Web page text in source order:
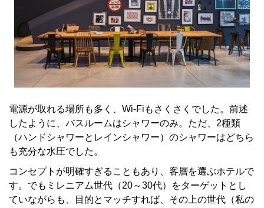
電源が取れる場所も多く、Wi-Fiもさくさくでした。前述
したように、バスルームはシャワーのみ。ただ、2種類
（ハンドシャワーとレインシャワー）のシャワーはどちら
も充分な水圧でした。
コンセプトが明確すぎることもあり、客層を選ぶホテルで
す。でもミレニアム世代（20～30代）をターゲットとし
ていながらも、目的とマッチすれば、その上の世代（私の